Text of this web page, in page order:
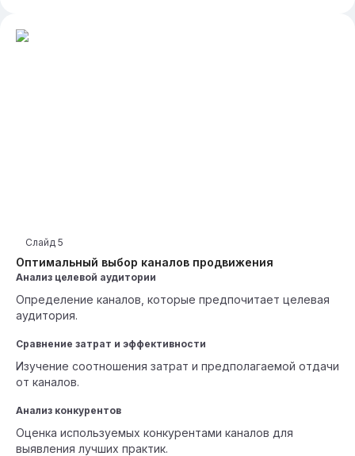
Оптимальный выбор каналов продвижения
Слайд 5
Анализ целевой аудитории
Определение каналов, которые предпочитает целевая
аудитория.
Сравнение затрат и эффективности
Изучение соотношения затрат и предполагаемой отдачи
от каналов.
Анализ конкурентов
Оценка используемых конкурентами каналов для
выявления лучших практик.